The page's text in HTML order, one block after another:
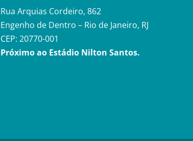
Rua Arquias Cordeiro, 862
Engenho de Dentro – Rio de Janeiro, RJ
CEP: 20770-001
Próximo ao Estádio Nilton Santos.